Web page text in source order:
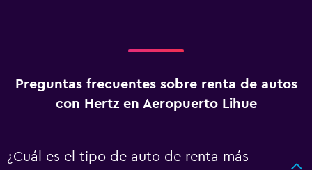
Preguntas frecuentes sobre renta de autos
con Hertz en Aeropuerto Lihue
¿Cuál es el tipo de auto de renta más